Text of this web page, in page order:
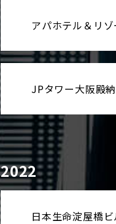
アパホテル＆リ
JPタワー大阪殿納
2022
日本生命淀屋橋